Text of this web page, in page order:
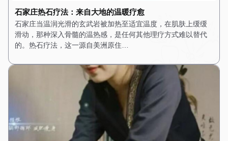
石家庄热石疗法：来自大地的温暖疗愈
石家庄当温润光滑的玄武岩被加热至适宜温度，在肌肤上缓缓
滑动，那种深入骨髓的温热感，是任何其他理疗方式难以替代
的。热石疗法，这一源自美洲原住…